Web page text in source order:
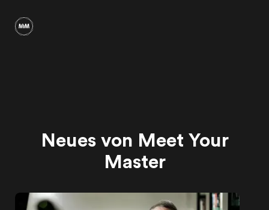
Neues von Meet Your
Master